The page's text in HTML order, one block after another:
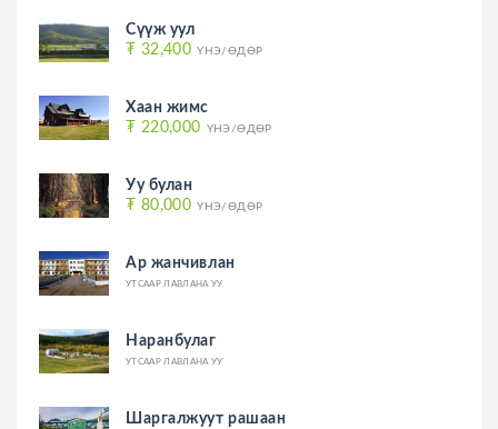
Сүүж уул
₮ 32,400 ҮНЭ/ӨДӨР
Хаан жимс
₮ 220,000 ҮНЭ/ӨДӨР
Уу булан
₮ 80,000 ҮНЭ/ӨДӨР
Ар жанчивлан
УТСААР ЛАВЛАНА УУ
Наранбулаг
УТСААР ЛАВЛАНА УУ
Шаргалжуут рашаан